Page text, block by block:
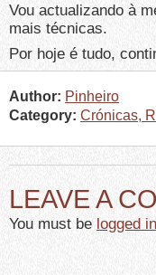
Vou actualizando à
mais técnicas.
Por hoje é tudo,
Author: Pinheiro
Category: Crónicas,
LEAVE A
You must be logged in